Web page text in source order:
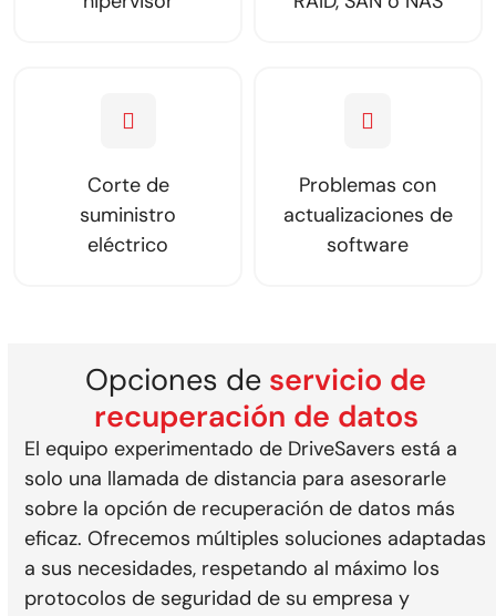
Corte de
suministro
eléctrico
Problemas con
actualizaciones de
software
Opciones de servicio de
recuperación de datos
El equipo experimentado de DriveSavers está a
solo una llamada de distancia para asesorarle
sobre la opción de recuperación de datos más
eficaz. Ofrecemos múltiples soluciones adaptadas
a sus necesidades, respetando al máximo los
protocolos de seguridad de su empresa y